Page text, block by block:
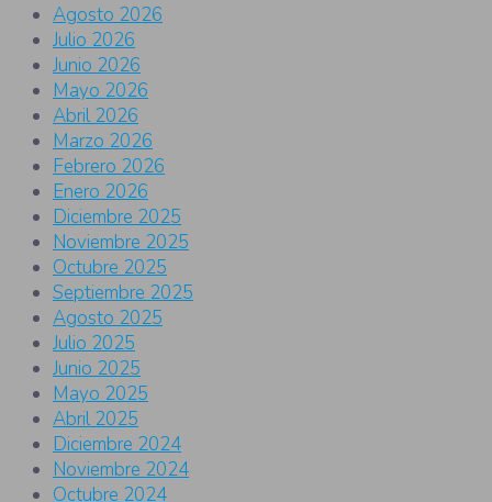
Agosto 2026
Julio 2026
Junio 2026
Mayo 2026
Abril 2026
Marzo 2026
Febrero 2026
Enero 2026
Diciembre 2025
Noviembre 2025
Octubre 2025
Septiembre 2025
Agosto 2025
Julio 2025
Junio 2025
Mayo 2025
Abril 2025
Diciembre 2024
Noviembre 2024
Octubre 2024